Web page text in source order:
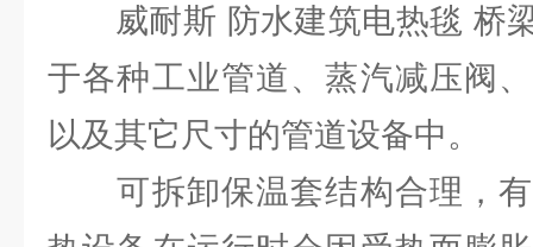
威耐斯 防水建筑电热毯 桥
于各种工业管道、蒸汽减压阀
以及其它尺寸的管道设备中。
可拆卸保温套结构合理，有